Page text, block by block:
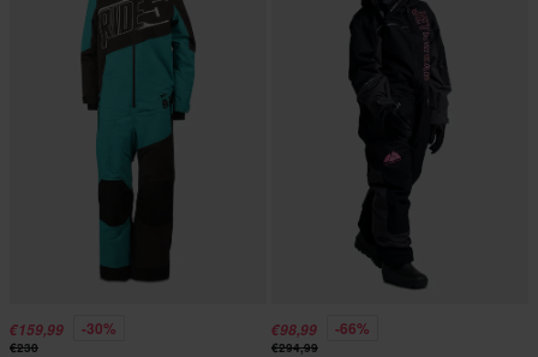
€159,99 -30%
€230
€98,99 -66%
€294,99